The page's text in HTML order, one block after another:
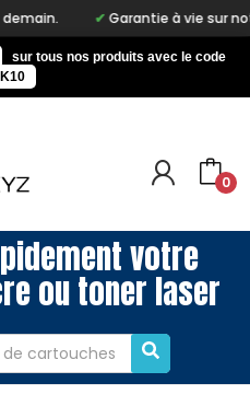
Garantie à vie sur notre
sur tous nos produits avec le code
0
votre
ou toner laser